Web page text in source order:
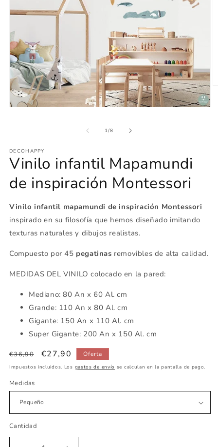
ventana
modal
1/de
8
DECOHAPPY
Vinilo infantil Mapamundi
de inspiración Montessori
Vinilo infantil mapamundi de inspiración Montessori
inspirado en su filosofía que hemos diseñado imitando
texturas naturales y dibujos realistas.
Compuesto por 45 pegatinas removibles de alta calidad.
MEDIDAS DEL VINILO colocado en la pared:
Mediano: 80 An x 60 Al. cm
Grande: 110 An x 80 Al. cm
Gigante: 150 An x 110 Al. cm
Super Gigante: 200 An x 150 Al. cm
Precio
habitual
€36,90
Precio
de
€27,90 Oferta
Impuestos incluidos. Los gastos de envío se calculan en la pantalla de pago.
Medidas
Cantidad